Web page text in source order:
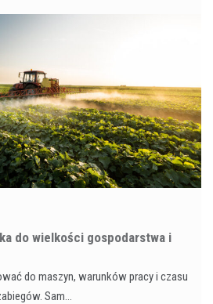
do wielkości gospodarstwa i
do maszyn, warunków pracy i czasu
Sam…